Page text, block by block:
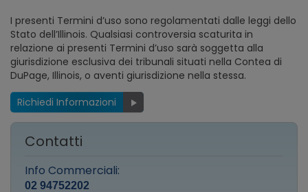
I presenti Termini d’uso sono regolamentati dalle leggi dello
Stato dell’Illinois. Qualsiasi controversia scaturita in
relazione ai presenti Termini d’uso sarà soggetta alla
giurisdizione esclusiva dei tribunali situati nella Contea di
DuPage, Illinois, o aventi giurisdizione nella stessa.
Richiedi Informazioni
Contatti
Info Commerciali:
02 94752202